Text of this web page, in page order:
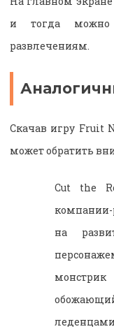
и тогда можно
развлечениям.
Скачав игру Fruit
может обратить
Cut the
компании-
на